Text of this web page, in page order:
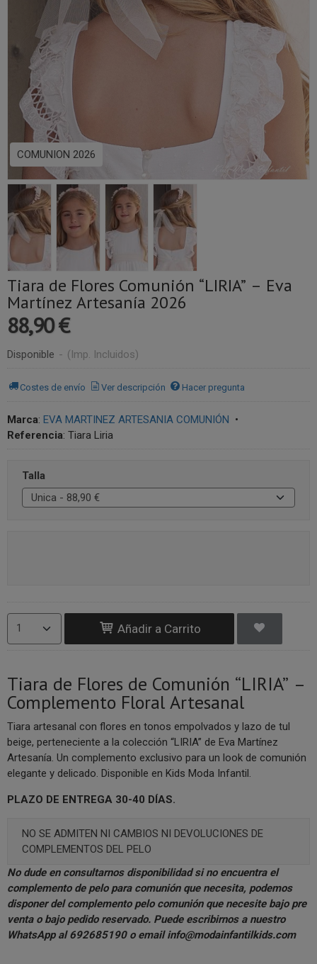
COMUNION 2026
Tiara de Flores Comunión “LIRIA” – Eva
Martínez Artesanía 2026
88,90 €
Disponible - (Imp. Incluidos)
Costes de envío Ver descripción Hacer pregunta
Marca: EVA MARTINEZ ARTESANIA COMUNIÓN •
Referencia: Tiara Liria
Talla
Añadir a Carrito
Tiara de Flores de Comunión “LIRIA” –
Complemento Floral Artesanal
Tiara artesanal con flores en tonos empolvados y lazo de tul
beige, perteneciente a la colección “LIRIA” de Eva Martínez
Artesanía. Un complemento exclusivo para un look de comunión
elegante y delicado. Disponible en Kids Moda Infantil.
PLAZO DE ENTREGA 30-40 DÍAS.
NO SE ADMITEN NI CAMBIOS NI DEVOLUCIONES DE
COMPLEMENTOS DEL PELO
No dude en consultarnos disponibilidad si no encuentra el
complemento de pelo para comunión que necesita, podemos
disponer del complemento pelo comunión que necesite bajo pre
venta o bajo pedido reservado. Puede escribirnos a nuestro
WhatsApp al 692685190o emailinfo@modainfantilkids.com